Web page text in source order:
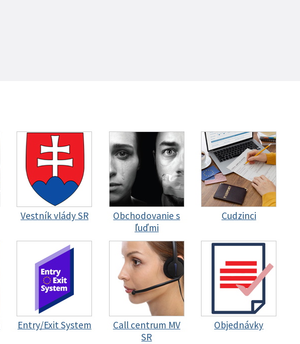
Vestník vlády SR
Obchodovanie s
ľuďmi
Cudzinci
Entry/Exit System
Call centrum MV
SR
Objednávky